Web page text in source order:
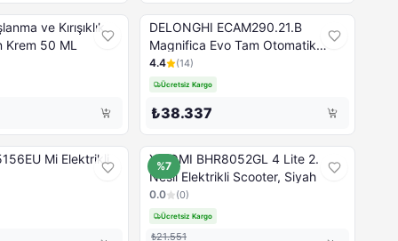
ve Kırışıklık
Krem 50 ML
DELONGHI ECAM290.21.B
Magnifica Evo Tam Otomatik
Kahve Makinesi
4.4 (14)
Ücretsiz Kargo
₺38.337
Mi Elektrikli
%7
XIAOMI BHR8052GL 4 Lite 2.
Nesil Elektrikli Scooter, Siyah
0.0 (0)
Ücretsiz Kargo
₺21.551